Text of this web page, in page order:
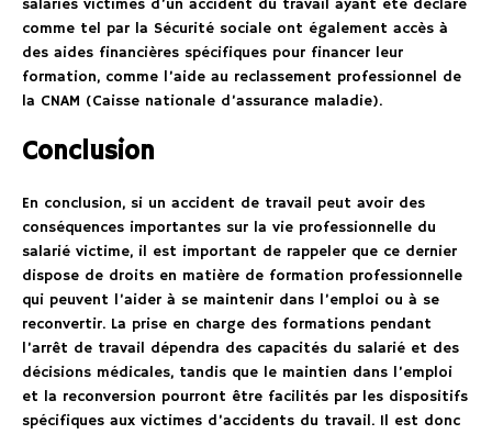
salariés victimes d’un accident du travail ayant été déclaré
comme tel par la Sécurité sociale ont également accès à
des aides financières spécifiques pour financer leur
formation, comme l’aide au reclassement professionnel de
la CNAM (Caisse nationale d’assurance maladie).
Conclusion
En conclusion, si un accident de travail peut avoir des
conséquences importantes sur la vie professionnelle du
salarié victime, il est important de rappeler que ce dernier
dispose de droits en matière de formation professionnelle
qui peuvent l’aider à se maintenir dans l’emploi ou à se
reconvertir. La prise en charge des formations pendant
l’arrêt de travail dépendra des capacités du salarié et des
décisions médicales, tandis que le maintien dans l’emploi
et la reconversion pourront être facilités par les dispositifs
spécifiques aux victimes d’accidents du travail. Il est donc